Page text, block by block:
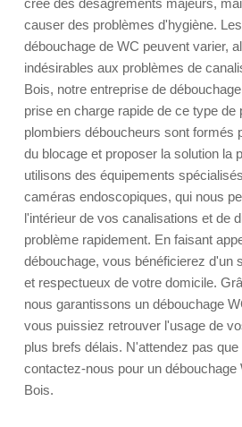
crée des désagréments majeurs,
causer des problèmes d'hygiène.
débouchage de WC peuvent varier,
indésirables aux problèmes de
Bois, notre entreprise de
prise en charge rapide de ce type de
plombiers déboucheurs sont formés
du blocage et proposer la solution la
utilisons des équipements
caméras endoscopiques, qui nous
l'intérieur de vos canalisations et de
problème rapidement. En faisant
débouchage, vous bénéficierez d'un
et respectueux de votre domicile.
nous garantissons un débouchage
vous puissiez retrouver l'usage de
plus brefs délais. N'attendez pas
contactez-nous pour un
Bois.